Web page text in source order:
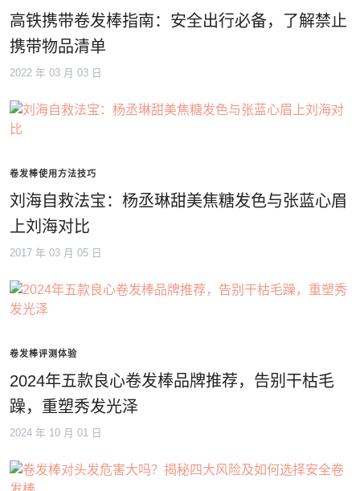
高铁携带卷发棒指南：安全出行必备，了解禁止
携带物品清单
2022 年 03 月 03 日
卷发棒使用方法技巧
刘海自救法宝：杨丞琳甜美焦糖发色与张蓝心眉
上刘海对比
2017 年 03 月 05 日
卷发棒评测体验
2024年五款良心卷发棒品牌推荐，告别干枯毛
躁，重塑秀发光泽
2024 年 10 月 01 日